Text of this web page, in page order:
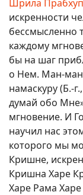
Шрила
искренности
бессмысленно
каждому
бы на шаг
о Нем. Ман-
намаскуру (Б.-
думай обо
мгновение. И
научил нас
которого мы
Кришне,
Кришна Харе
Харе Рама